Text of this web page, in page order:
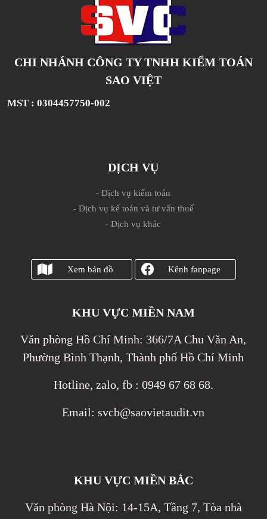
CHI NHÁNH CÔNG TY TNHH KIỂM TOÁN
SAO VIỆT
MST : 0304457750-002
DỊCH VỤ
- Dịch vụ kiểm toán
- Dịch vụ kế toán và tư vấn thuế
- Dịch vụ khác
Xem bản đồ Kênh fanpage
KHU VỰC MIỀN NAM
Văn phòng Hồ Chí Minh: 366/7A Chu Văn An,
Phường Bình Thạnh, Thành phố Hồ Chí Minh
Hotline, zalo, fb : 0949 67 68 68.
Email: svcb@saovietaudit.vn
KHU VỰC MIỀN BẮC
Văn phòng Hà Nội: 14-15A, Tầng 7, Tòa nhà